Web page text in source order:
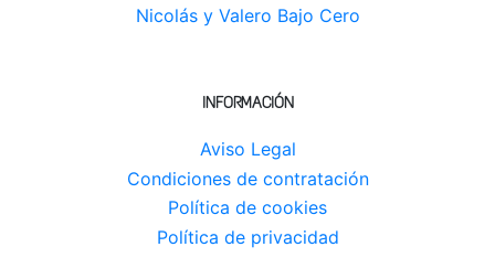
Nicolás y Valero Bajo Cero
INFORMACIÓN
Aviso Legal
Condiciones de contratación
Política de cookies
Política de privacidad